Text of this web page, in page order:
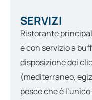
SERVIZI
Ristorante
e con servizio a
disposizione dei
(mediterraneo,
pesce che è